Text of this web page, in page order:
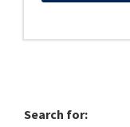
Search for: